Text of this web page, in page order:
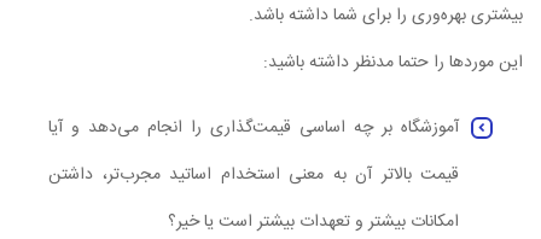
بیشتری بهره‌وری را برای شما داشته باشد.
این موردها را حتما مدنظر داشته باشید:
آموزشگاه بر چه اساسی قیمت‌گذاری را انجام می‌دهد و آیا
قیمت بالاتر آن به معنی استخدام اساتید مجرب‌تر، داشتن
امکانات بیشتر و تعهدات بیشتر است یا خیر؟